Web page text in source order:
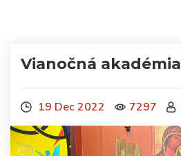
Vianočná akadémia
19 Dec 2022 7297